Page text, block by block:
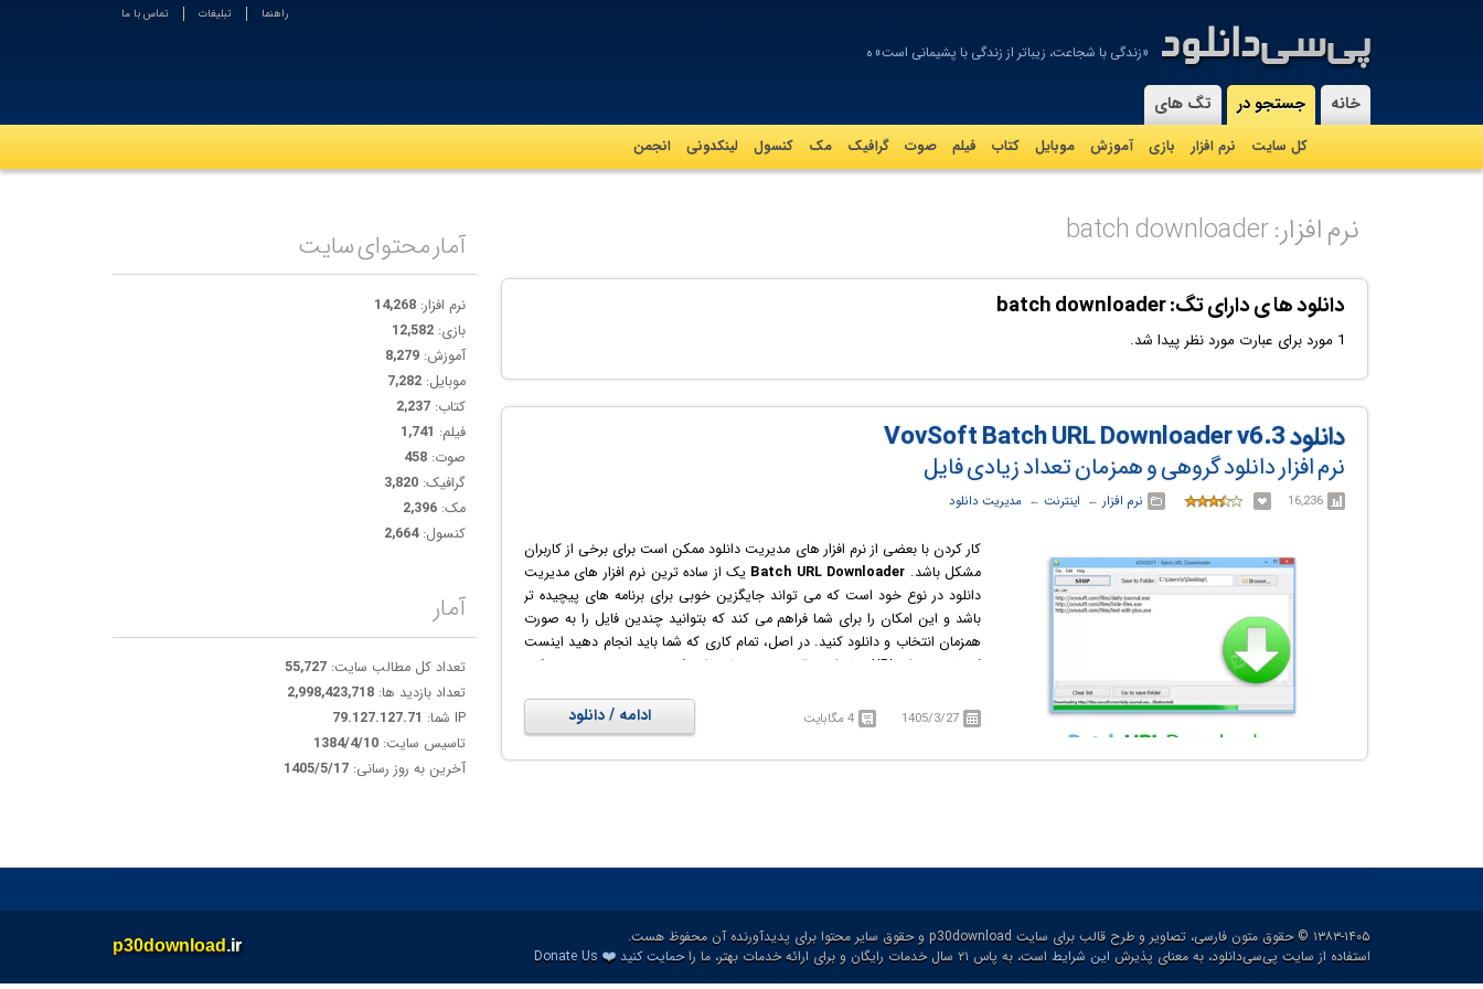
-
«زندگی با شجاعت، زیباتر از زندگی با پشیمانی است» هلن_
راهنما تبلیغات تماس با ما
خانه جستجو در
کل سایت نرم افزار بازی آموزش موبايل کتاب فیلم صوت گرافيک مک کنسول لینکدونی انجمن
تگ های
نرم افزار: batch downloader
دانلود ها ی دارای تگ: batch downloader
1 مورد برای عبارت مورد نظر پیدا شد.
دانلود VovSoft Batch URL Downloader v6.3
نرم افزار دانلود گروهی و همزمان تعداد زیادی فایل
16,236 نرم افزار ← ‏ اینترنت ← ‏ مدیریت دانلود
کار کردن با بعضی از نرم افزار های مدیریت دانلود ممکن است برای برخی از کاربران
مشکل باشد. Batch URL Downloader یک از ساده ترین نرم افزار های مدیریت
دانلود در نوع خود است که می تواند جایگزین خوبی برای برنامه های پیچیده تر
باشد و این امکان را برای شما فراهم می کند که بتوانید چندین فایل را به صورت
همزمان انتخاب و دانلود کنید. در اصل، تمام کاری که شما باید انجام دهید اینست
که لیستی از URL ها را در قسمت مربوطه وارد کنید و سپس بر روی دکمه
پیشرفت کار در نوار وضعیت نمایش داده می‌شود. اگر نیاز به دانلود تعداد زیادی
فایل دارید و نمی خواهید به صورت جداگانه ذخیره شوند، مطمئناً این نرم افزار می
تواند مفید باشد. VovSoft Batch URL Downloader روند دانلود تعداد زیادی
1405/3/27 4 مگابایت ادامه / دانلود
آمار محتوای سایت
نرم افزار: 14,268
بازی: 12,582
آموزش: 8,279
موبایل: 7,282
کتاب: 2,237
فیلم: 1,741
صوت: 458
گرافیک: 3,820
مک: 2,396
کنسول:2,664
آمار
تعداد کل مطالب سایت: 55,727
تعداد بازدید ها: 2,998,423,718
IP شما:
79.127.127.71
تاسیس سایت: 1384/4/10
آخرین به روز رسانی: 1405/5/17
۱۳۸۳-۱۴۰۵ © حقوق متون فارسی، تصاویر و طرح قالب برای سایت p30download و حقوق سایر محتوا برای پدیدآورنده آن محفوظ هست.
استفاده از سایت پی‌سی‌دانلود، به معنای پذیرش این شرایط است، به پاس ۲۱ سال خدمات رایگان و برای ارائه خدمات بهتر، ما را حمایت کنید ❤️
p30download